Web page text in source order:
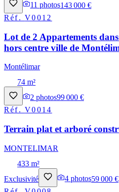
11 photos143 000 €
Réf.V0012
Lot de 2 Appartements
hors centre ville de
Montélimar
74 m²
2 photos99 000 €
Réf.V0014
Terrain plat et arboré
MONTELIMAR
433 m²
Exclusivité
4 photos59 000 €